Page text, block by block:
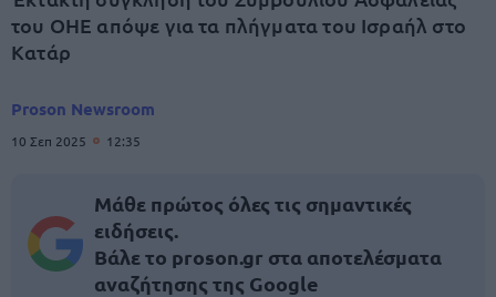
του ΟΗΕ απόψε για τα πλήγματα του Ισραήλ στο
Κατάρ
Proson Newsroom
10 Σεπ 2025 12:35
Μάθε πρώτος όλες τις σημαντικές
ειδήσεις.
Βάλε το proson.gr στα αποτελέσματα
αναζήτησης της Google